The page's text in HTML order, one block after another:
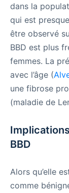
dans la
qui est
être observé
BBD est plus
femmes. La
avec l’âge (
une fibrose
(maladie de
BBD
Alors qu’elle
comme